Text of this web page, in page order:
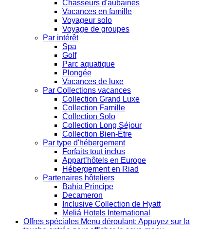
Chasseurs d'aubaines
Vacances en famille
Voyageur solo
Voyage de groupes
Par intérêt
Spa
Golf
Parc aquatique
Plongée
Vacances de luxe
Par Collections vacances
Collection Grand Luxe
Collection Famille
Collection Solo
Collection Long Séjour
Collection Bien-Être
Par type d'hébergement
Forfaits tout inclus
Appart’hôtels en Europe
Hébergement en Riad
Partenaires hôteliers
Bahia Principe
Decameron
Inclusive Collection de Hyatt
Meliá Hotels International
Offres spéciales Menu déroulant: Appuyez sur la